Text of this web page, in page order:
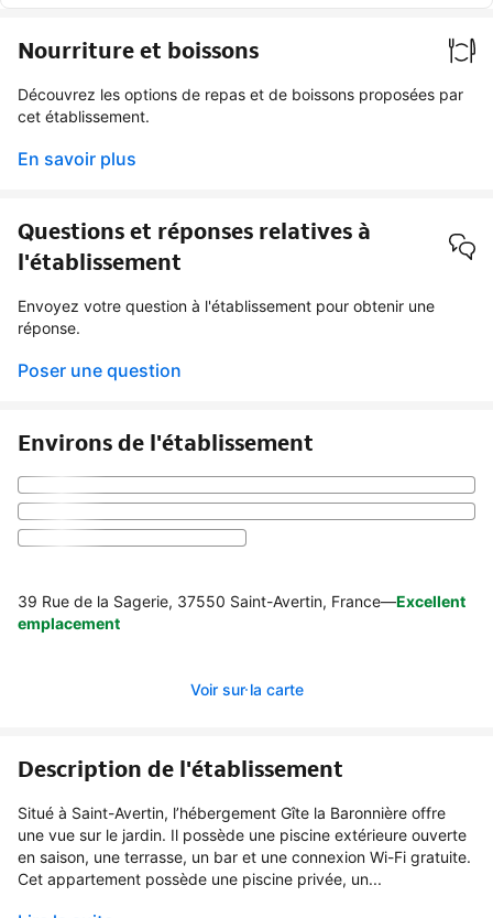
Nourriture et boissons
Découvrez les options de repas et de boissons proposées par
cet établissement.
En savoir plus
Questions et réponses relatives à
l'établissement
Envoyez votre question à l'établissement pour obtenir une
réponse.
Poser une question
Environs de l'établissement
39 Rue de la Sagerie, 37550 Saint-Avertin, France—Excellent
emplacement
Voir sur la carte
Description de l'établissement
Situé à Saint-Avertin, l’hébergement Gîte la Baronnière offre
une vue sur le jardin. Il possède une piscine extérieure ouverte
en saison, une terrasse, un bar et une connexion Wi-Fi gratuite.
Cet appartement possède une piscine privée, un...